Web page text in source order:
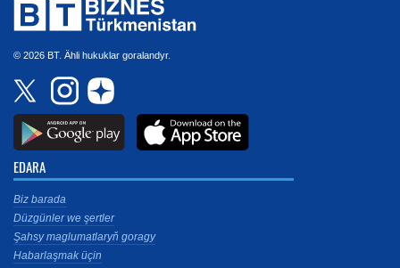
© 2026 BT. Ähli hukuklar goralandyr.
EDARA
Biz barada
Düzgünler we şertler
Şahsy maglumatlaryň goragy
Habarlaşmak üçin